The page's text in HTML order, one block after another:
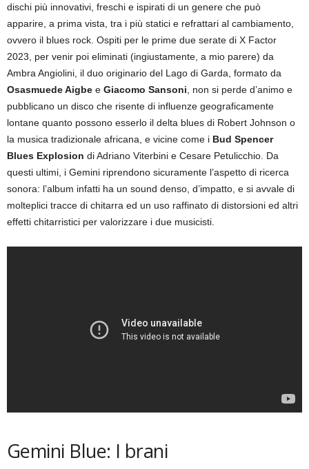
dischi più innovativi, freschi e ispirati di un genere che può
apparire, a prima vista, tra i più statici e refrattari al cambiamento,
ovvero il blues rock. Ospiti per le prime due serate di X Factor
2023, per venir poi eliminati (ingiustamente, a mio parere) da
Ambra Angiolini, il duo originario del Lago di Garda, formato da
Osasmuede Aigbe e Giacomo Sansoni , non si perde d’animo e
pubblicano un disco che risente di influenze geograficamente
lontane quanto possono esserlo il delta blues di Robert Johnson o
la musica tradizionale africana, e vicine come i Bud Spencer
Blues Explosion di Adriano Viterbini e Cesare Petulicchio. Da
questi ultimi, i Gemini riprendono sicuramente l’aspetto di ricerca
sonora: l’album infatti ha un sound denso, d’impatto, e si avvale di
molteplici tracce di chitarra ed un uso raffinato di distorsioni ed altri
effetti chitarristici per valorizzare i due musicisti.
Gemini Blue: I brani